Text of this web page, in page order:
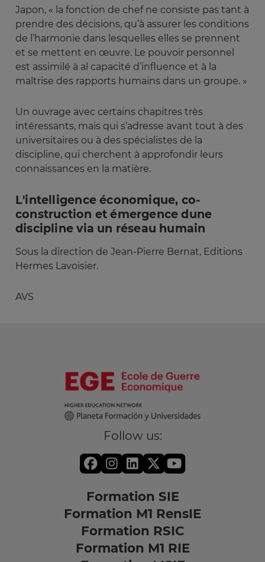
Japon, « la fonction de chef ne consiste pas tant à
prendre des décisions, qu’à assurer les conditions
de l’harmonie dans lesquelles elles se prennent
et se mettent en œuvre. Le pouvoir personnel
est assimilé à al capacité d’influence et à la
maîtrise des rapports humains dans un groupe. »
Un ouvrage avec certains chapitres très
intéressants, mais qui s’adresse avant tout à des
universitaires ou à des spécialistes de la
discipline, qui cherchent à approfondir leurs
connaissances en la matière.
L'intelligence économique, co-
construction et émergence dune
discipline via un réseau humain
Sous la direction de Jean-Pierre Bernat, Editions
Hermes Lavoisier.
AVS
Follow us:
Formation SIE
Formation M1 RensIE
Formation RSIC
Formation M1 RIE